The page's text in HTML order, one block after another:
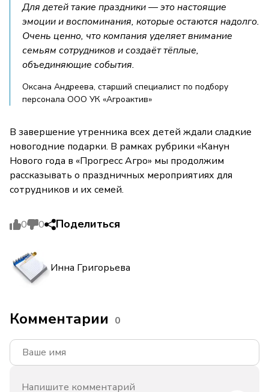
Для детей такие праздники — это настоящие
эмоции и воспоминания, которые остаются надолго.
Очень ценно, что компания уделяет внимание
семьям сотрудников и создаёт тёплые,
объединяющие события.
Оксана Андреева, старший специалист по подбору
персонала ООО УК «Агроактив»
В завершение утренника всех детей ждали сладкие
новогодние подарки. В рамках рубрики «Канун
Нового года в «Прогресс Агро» мы продолжим
рассказывать о праздничных мероприятиях для
сотрудников и их семей.
0 0 Поделиться
Инна Григорьева
Комментарии 0